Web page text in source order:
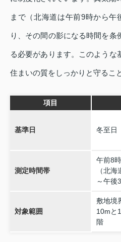
まで（北海道は午前9時から午
り、その間の影になる時間を条
る必要があります。このような
住まいの質をしっかりと守るこ
項目
基準日 冬至日
測定時間帯
午前8
（北
～午後3
対象範囲
敷地境
10mと
階